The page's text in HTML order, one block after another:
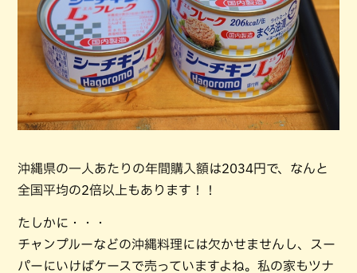
沖縄県の一人あたりの年間購入額は2034円で、なんと
全国平均の2倍以上もあります！！
たしかに・・・
チャンプルーなどの沖縄料理には欠かせませんし、スー
パーにいけばケースで売っていますよね。私の家もツナ